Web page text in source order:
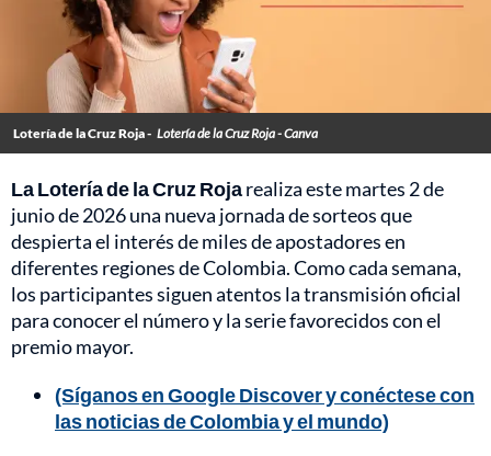
Lotería de la Cruz Roja - Lotería de la Cruz Roja - Canva
La Lotería de la Cruz Rojarealiza este martes 2 de
junio de 2026 una nueva jornada de sorteos que
despierta el interés de miles de apostadores en
diferentes regiones de Colombia. Como cada semana,
los participantes siguen atentos la transmisión oficial
para conocer el número y la serie favorecidos con el
premio mayor.
(Síganos en Google Discover y conéctese con
las noticias de Colombia y el mundo)